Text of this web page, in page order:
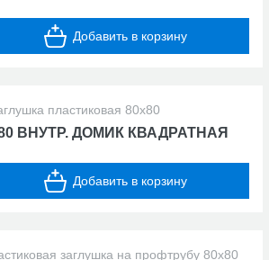
Добавить в корзину
ВНУТР. ДОМИК КВАДРАТНАЯ
Добавить в корзину